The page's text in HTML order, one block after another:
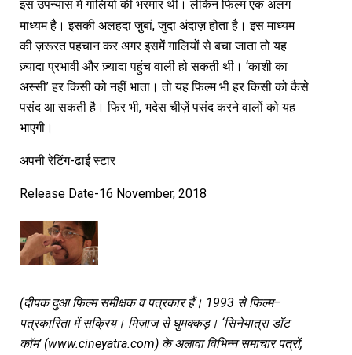
इस उपन्यास में गालियों की भरमार थी। लेकिन फिल्म एक अलग
माध्यम है। इसकी अलहदा जु़बां, जुदा अंदाज़ होता है। इस माध्यम
की ज़रूरत पहचान कर अगर इसमें गालियों से बचा जाता तो यह
ज़्यादा प्रभावी और ज़्यादा पहुंच वाली हो सकती थी। ‘काशी का
अस्सी’ हर किसी को नहीं भाता। तो यह फिल्म भी हर किसी को कैसे
पसंद आ सकती है। फिर भी, भदेस चीज़ें पसंद करने वालों को यह
भाएगी।
अपनी रेटिंग-ढाई स्टार
Release Date-16 November, 2018
(दीपक दुआ फिल्म समीक्षक व पत्रकार हैं। 1993 से फिल्म–
पत्रकारिता में सक्रिय। मिज़ाज से घुमक्कड़। ‘सिनेयात्रा डॉट
कॉम’ (www.cineyatra.com) के अलावा विभिन्न समाचार पत्रों,